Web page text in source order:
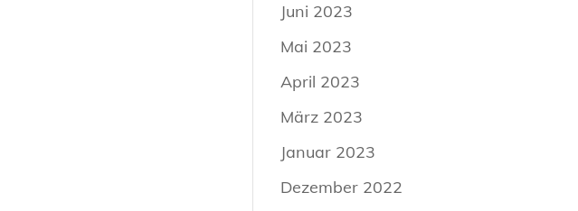
Juni 2023
Mai 2023
April 2023
März 2023
Januar 2023
Dezember 2022